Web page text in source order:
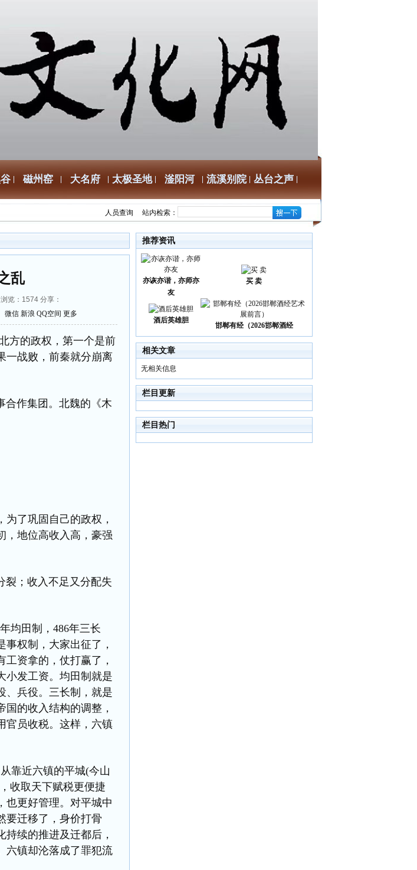
磁州窑 大名府 太极圣地 滏阳河 流溪别院 丛台之声
人员查询 站内检索：
乱
览： 1574 分享：
微信 新浪 QQ空间 更多
方的政权，第一个是前
一战败，前秦就分崩离
作集团。北魏的《木
了巩固自己的政权，
，地位高收入高，豪强
；收入不足又分配失
均田制，486年三长
权制，大家出征了，
资拿的，仗打赢了，
小发工资。均田制就是
、兵役。三长制，就是
的收入结构的调整，
官员收税。这样，六镇
靠近六镇的平城(今山
收取天下赋税更便捷
也更好管理。对平城中
要迁移了，身价打骨
续的推进及迁都后，
六镇却沦落成了罪犯流
推荐资讯
亦诙亦谐，亦师亦
友
买 卖
酒后英雄胆
邯郸有经（2026邯郸酒经
相关文章
无相关信息
栏目更新
栏目热门